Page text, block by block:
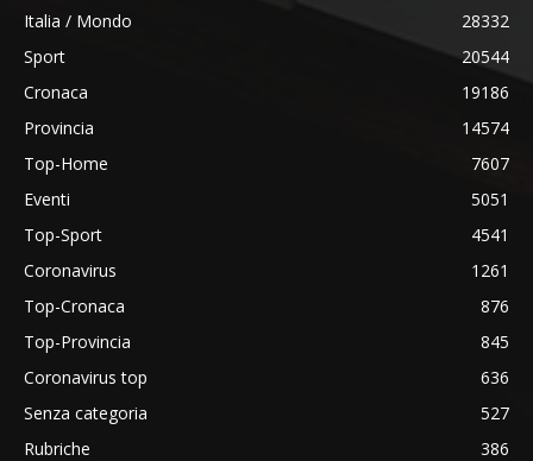
Italia / Mondo
28332
Sport
20544
Cronaca
19186
Provincia
14574
Top-Home
7607
Eventi
5051
Top-Sport
4541
Coronavirus
1261
Top-Cronaca
876
Top-Provincia
845
Coronavirus top
636
Senza categoria
527
Rubriche
386